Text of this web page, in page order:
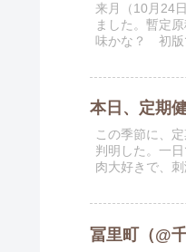
来月（10月24
ました。暫定
味かな？ 初版
本日、定期
この季節に、
判明した。一
肉大好きで、
冨里町（@